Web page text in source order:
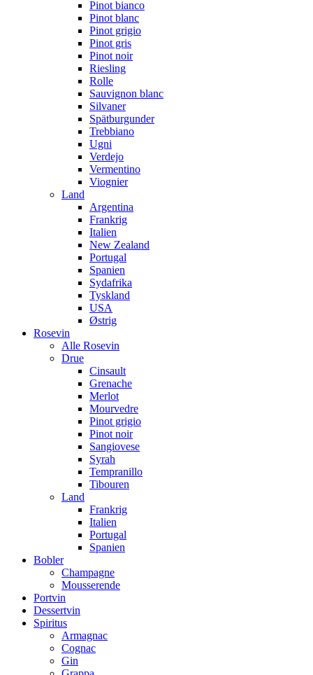
Pinot bianco
Pinot blanc
Pinot grigio
Pinot gris
Pinot noir
Riesling
Rolle
Sauvignon blanc
Silvaner
Spätburgunder
Trebbiano
Ugni
Verdejo
Vermentino
Viognier
Land
Argentina
Frankrig
Italien
New Zealand
Portugal
Spanien
Sydafrika
Tyskland
USA
Østrig
Rosevin
Alle Rosevin
Drue
Cinsault
Grenache
Merlot
Mourvedre
Pinot grigio
Pinot noir
Sangiovese
Syrah
Tempranillo
Tibouren
Land
Frankrig
Italien
Portugal
Spanien
Bobler
Champagne
Mousserende
Portvin
Dessertvin
Spiritus
Armagnac
Cognac
Gin